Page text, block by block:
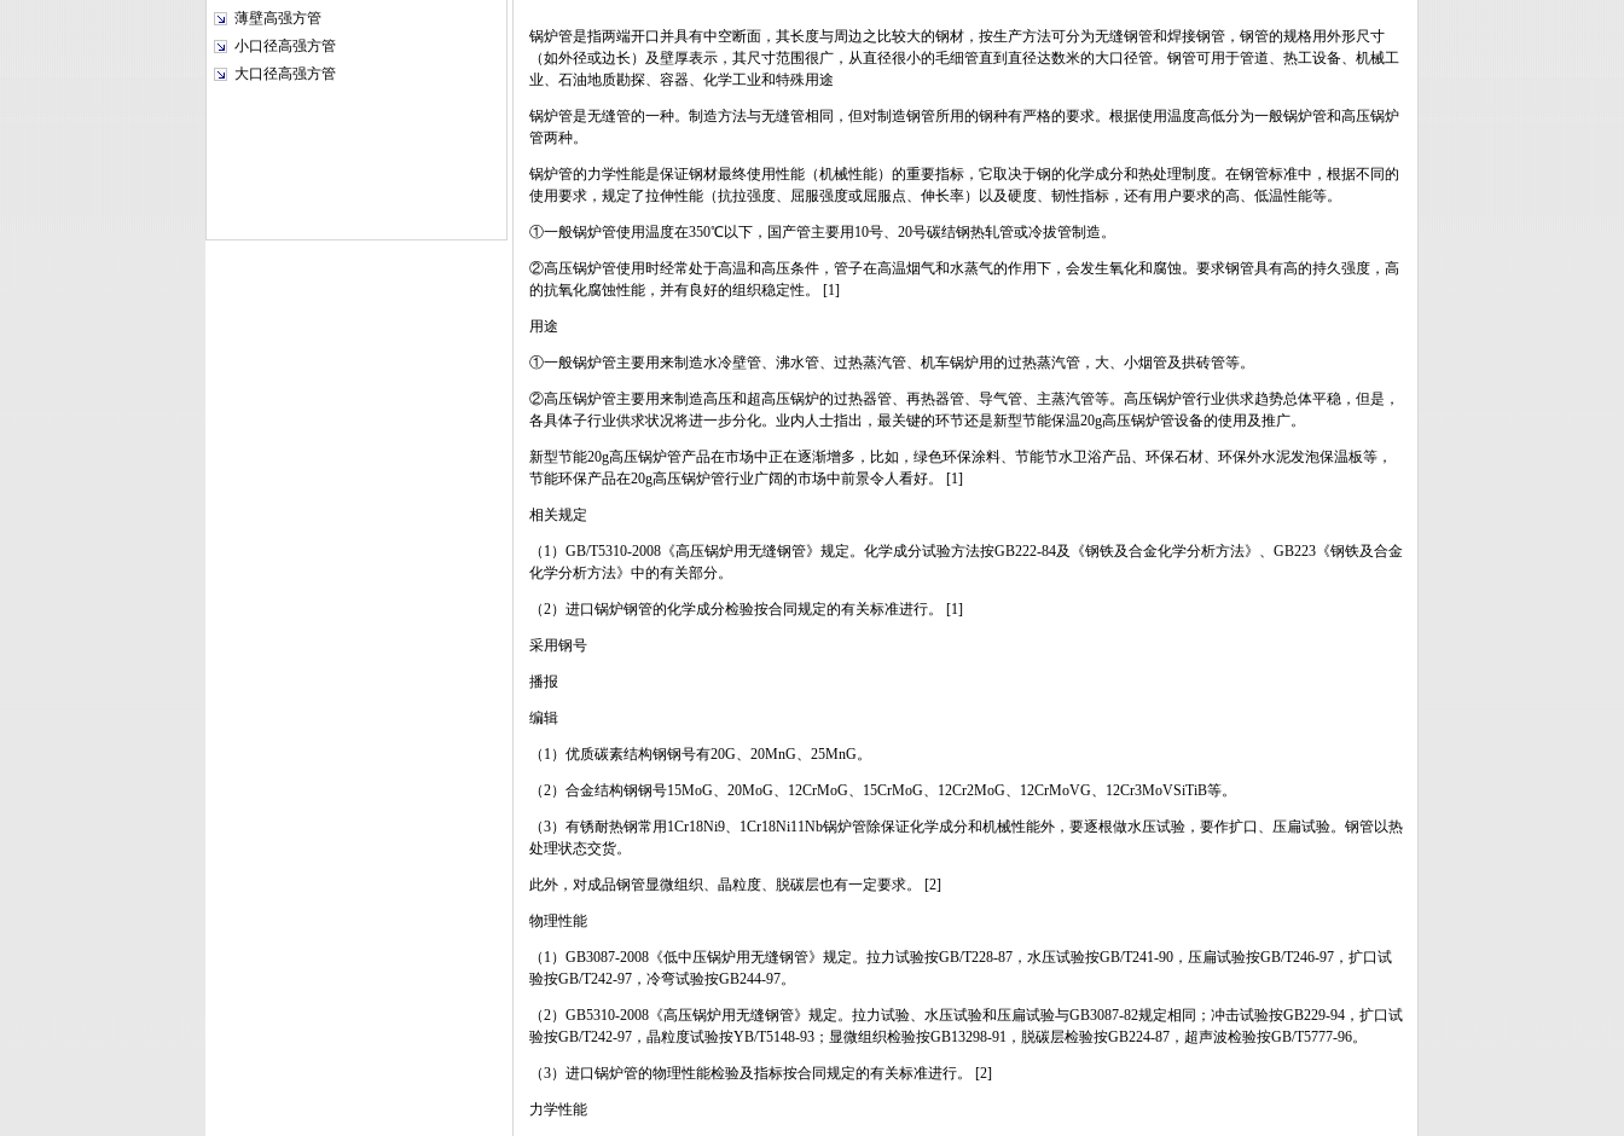
薄壁高强方管
小口径高强方管
大口径高强方管
锅炉管是指两端开口并具有中空断面，其长度与周边之比较大的钢材，按生产方法可分为无缝钢管和焊接钢管，钢管的规格用外形尺寸
（如外径或边长）及壁厚表示，其尺寸范围很广，从直径很小的毛细管直到直径达数米的大口径管。钢管可用于管道、热工设备、机械工
业、石油地质勘探、容器、化学工业和特殊用途
锅炉管是无缝管的一种。制造方法与无缝管相同，但对制造钢管所用的钢种有严格的要求。根据使用温度高低分为一般锅炉管和高压锅炉
管两种。
锅炉管的力学性能是保证钢材最终使用性能（机械性能）的重要指标，它取决于钢的化学成分和热处理制度。在钢管标准中，根据不同的
使用要求，规定了拉伸性能（抗拉强度、屈服强度或屈服点、伸长率）以及硬度、韧性指标，还有用户要求的高、低温性能等。
①一般锅炉管使用温度在350℃以下，国产管主要用10号、20号碳结钢热轧管或冷拔管制造。
②高压锅炉管使用时经常处于高温和高压条件，管子在高温烟气和水蒸气的作用下，会发生氧化和腐蚀。要求钢管具有高的持久强度，高
的抗氧化腐蚀性能，并有良好的组织稳定性。 [1]
用途
①一般锅炉管主要用来制造水冷壁管、沸水管、过热蒸汽管、机车锅炉用的过热蒸汽管，大、小烟管及拱砖管等。
②高压锅炉管主要用来制造高压和超高压锅炉的过热器管、再热器管、导气管、主蒸汽管等。高压锅炉管行业供求趋势总体平稳，但是，
各具体子行业供求状况将进一步分化。业内人士指出，最关键的环节还是新型节能保温20g高压锅炉管设备的使用及推广。
新型节能20g高压锅炉管产品在市场中正在逐渐增多，比如，绿色环保涂料、节能节水卫浴产品、环保石材、环保外水泥发泡保温板等，
节能环保产品在20g高压锅炉管行业广阔的市场中前景令人看好。 [1]
相关规定
（1）GB/T5310-2008《高压锅炉用无缝钢管》规定。化学成分试验方法按GB222-84及《钢铁及合金化学分析方法》、GB223《钢铁及合金
化学分析方法》中的有关部分。
（2）进口锅炉钢管的化学成分检验按合同规定的有关标准进行。 [1]
采用钢号
播报
编辑
（1）优质碳素结构钢钢号有20G、20MnG、25MnG。
（2）合金结构钢钢号15MoG、20MoG、12CrMoG、15CrMoG、12Cr2MoG、12CrMoVG、12Cr3MoVSiTiB等。
（3）有锈耐热钢常用1Cr18Ni9、1Cr18Ni11Nb锅炉管除保证化学成分和机械性能外，要逐根做水压试验，要作扩口、压扁试验。钢管以热
处理状态交货。
此外，对成品钢管显微组织、晶粒度、脱碳层也有一定要求。 [2]
物理性能
（1）GB3087-2008《低中压锅炉用无缝钢管》规定。拉力试验按GB/T228-87，水压试验按GB/T241-90，压扁试验按GB/T246-97，扩口试
验按GB/T242-97，冷弯试验按GB244-97。
（2）GB5310-2008《高压锅炉用无缝钢管》规定。拉力试验、水压试验和压扁试验与GB3087-82规定相同；冲击试验按GB229-94，扩口试
验按GB/T242-97，晶粒度试验按YB/T5148-93；显微组织检验按GB13298-91，脱碳层检验按GB224-87，超声波检验按GB/T5777-96。
（3）进口锅炉管的物理性能检验及指标按合同规定的有关标准进行。 [2]
力学性能